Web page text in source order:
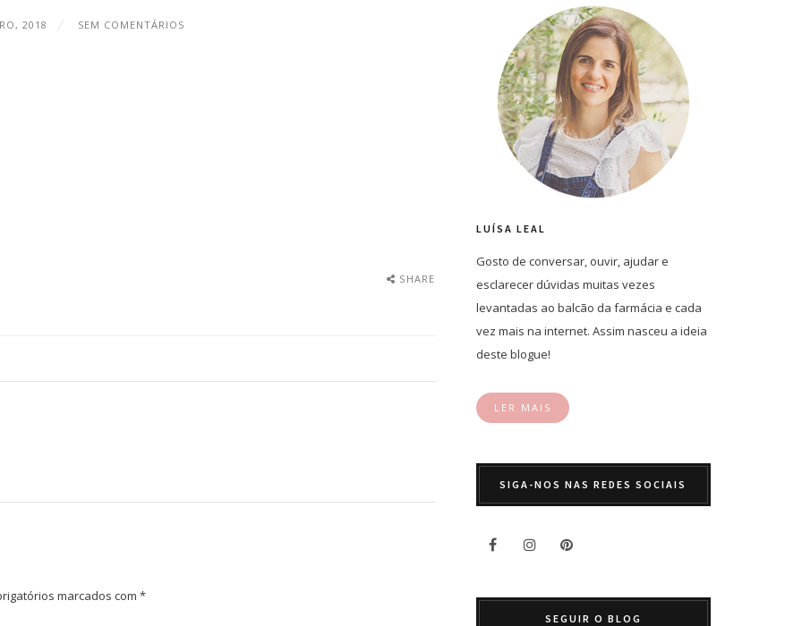
2018 SEM COMENTÁRIOS
SHARE
marcados com *
LUÍSA LEAL
Gosto de conversar, ouvir, ajudar e
esclarecer dúvidas muitas vezes
levantadas ao balcão da farmácia e cada
vez mais na internet. Assim nasceu a ideia
deste blogue!
LER MAIS
SIGA-NOS NAS REDES SOCIAIS
SEGUIR O BLOG